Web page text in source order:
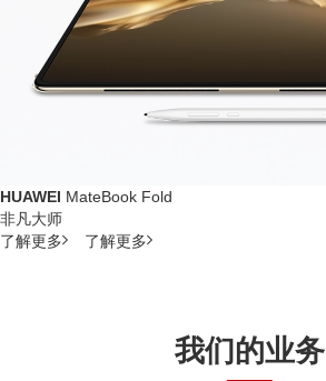
HUAWEI MateBook Fold
非凡大师
了解更多
了解更多
我们的业务